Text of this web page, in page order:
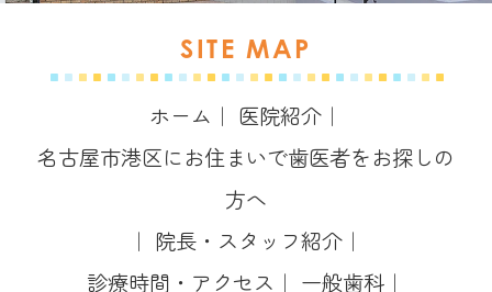
SITE MAP
ホーム ｜ 医院紹介 ｜
名古屋市港区にお住まいで歯医者をお探しの
方へ
｜ 院長・スタッフ紹介 ｜
診療時間・アクセス ｜ 一般歯科 ｜